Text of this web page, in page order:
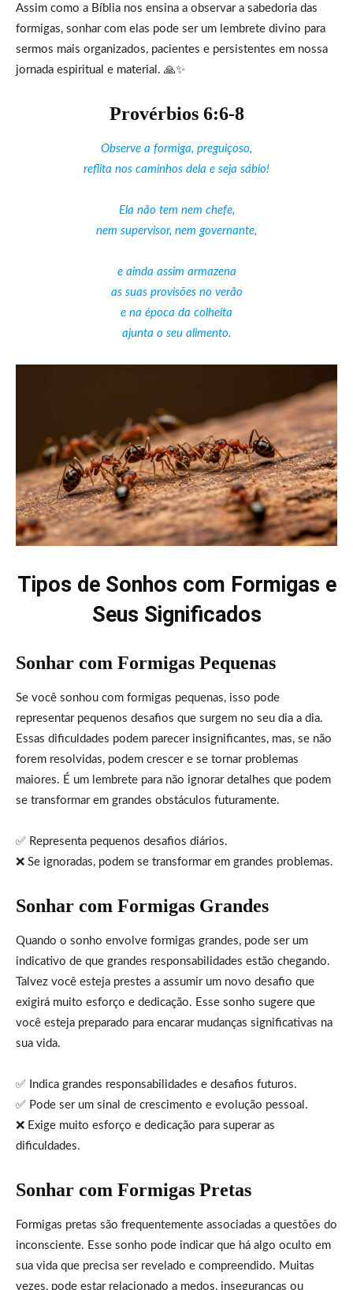
Assim como a Bíblia nos ensina a observar a sabedoria das
formigas, sonhar com elas pode ser um lembrete divino para
sermos mais organizados, pacientes e persistentes em nossa
jornada espiritual e material. 🙏✨
Provérbios 6:6-8
Observe a formiga, preguiçoso,
reflita nos caminhos dela e seja sábio!
Ela não tem nem chefe,
nem supervisor, nem governante,
e ainda assim armazena
as suas provisões no verão
e na época da colheita
ajunta o seu alimento.
Tipos de Sonhos com Formigas e
Seus Significados
Sonhar com Formigas Pequenas
Se você sonhou com formigas pequenas, isso pode
representar pequenos desafios que surgem no seu dia a dia.
Essas dificuldades podem parecer insignificantes, mas, se não
forem resolvidas, podem crescer e se tornar problemas
maiores. É um lembrete para não ignorar detalhes que podem
se transformar em grandes obstáculos futuramente.
✅ Representa pequenos desafios diários.
❌ Se ignoradas, podem se transformar em grandes problemas.
Sonhar com Formigas Grandes
Quando o sonho envolve formigas grandes, pode ser um
indicativo de que grandes responsabilidades estão chegando.
Talvez você esteja prestes a assumir um novo desafio que
exigirá muito esforço e dedicação. Esse sonho sugere que
você esteja preparado para encarar mudanças significativas na
sua vida.
✅ Indica grandes responsabilidades e desafios futuros.
✅ Pode ser um sinal de crescimento e evolução pessoal.
❌ Exige muito esforço e dedicação para superar as
dificuldades.
Sonhar com Formigas Pretas
Formigas pretas são frequentemente associadas a questões do
inconsciente. Esse sonho pode indicar que há algo oculto em
sua vida que precisa ser revelado e compreendido. Muitas
vezes, pode estar relacionado a medos, inseguranças ou